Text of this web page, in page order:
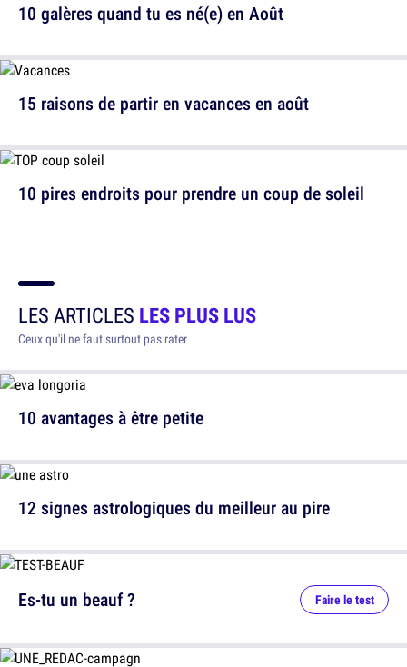
15 raisons de partir en vacances en août
10 galères quand tu es né(e) en Août
10 pires endroits pour prendre un coup de soleil
LES ARTICLES LES PLUS LUS
Ceux qu'il ne faut surtout pas rater
10 avantages à être petite
12 signes astrologiques du meilleur au pire
Es-tu un beauf ? Faire le test